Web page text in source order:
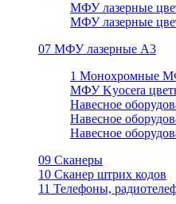
МФУ лазерные
МФУ лазерные
07 МФУ лазерные А3
1 Монохромные
МФУ Kyocera
Навесное
Навесное
Навесное
09 Сканеры
10 Сканер штрих кодов
11 Телефоны,